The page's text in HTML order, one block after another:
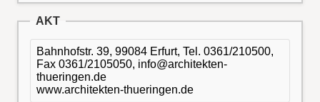
AKT
Bahnhofstr. 39, 99084 Erfurt, Tel. 0361/210500,
Fax 0361/2105050, info@architekten-
thueringen.de
www.architekten-thueringen.de